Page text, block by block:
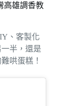
高雄調香教
、客製化
半，還是
哄蛋糕！